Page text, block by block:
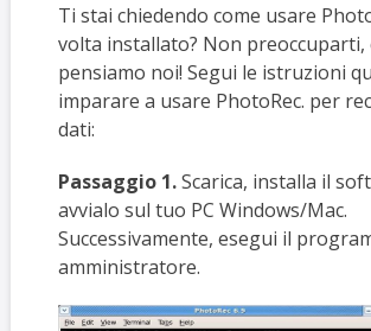
Ti stai chiedendo come usare
volta installato? Non preoccuparti,
pensiamo noi! Segui le istruzioni
imparare a usare PhotoRec. per
dati:
Passaggio 1.Scarica, installa il
avvialo sul tuo PC Windows/Mac.
Successivamente, esegui il
amministratore.